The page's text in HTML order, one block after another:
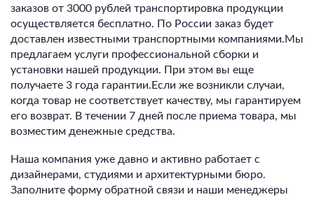
заказов от 3000 рублей транспортировка продукции
осуществляется бесплатно. По России заказ будет
доставлен известными транспортными компаниями.Мы
предлагаем услуги профессиональной сборки и
установки нашей продукции. При этом вы еще
получаете 3 года гарантии.Если же возникли случаи,
когда товар не соответствует качеству, мы гарантируем
его возврат. В течении 7 дней после приема товара, мы
возместим денежные средства.
Наша компания уже давно и активно работает с
дизайнерами, студиями и архитектурными бюро.
Заполните форму обратной связи и наши менеджеры